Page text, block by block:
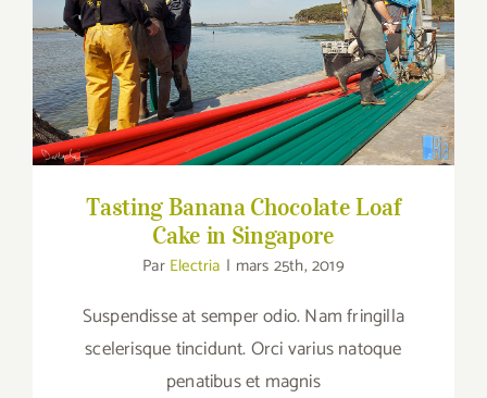
Tasting Banana Chocolate Loaf Cake in
Singapore
Tasting Banana Chocolate Loaf
Cake in Singapore
Par Electria | mars 25th, 2019
Suspendisse at semper odio. Nam fringilla
scelerisque tincidunt. Orci varius natoque
penatibus et magnis